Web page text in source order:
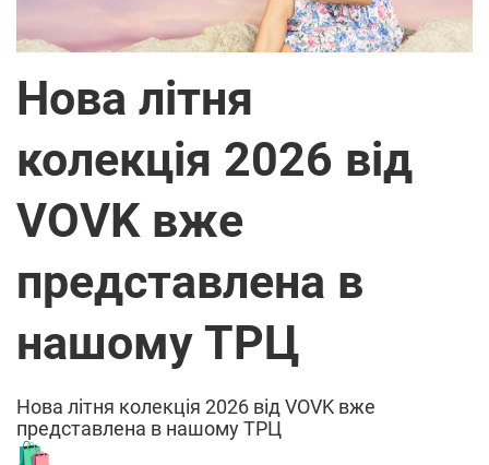
Нова літня
колекція 2026 від
VOVK вже
представлена в
нашому ТРЦ
Нова літня колекція 2026 від VOVK вже
представлена в нашому ТРЦ